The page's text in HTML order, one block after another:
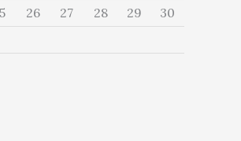
26 27 28 29
30